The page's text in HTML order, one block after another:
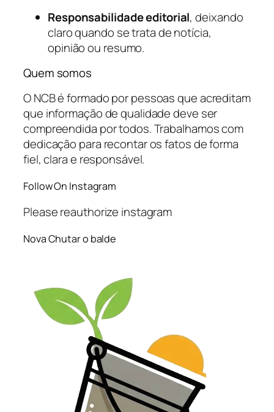
Responsabilidade editorial, deixando
claro quando se trata de notícia,
opinião ou resumo.
Quem somos
O NCB é formado por pessoas que acreditam
que informação de qualidade deve ser
compreendida por todos. Trabalhamos com
dedicação para recontar os fatos de forma
fiel, clara e responsável.
Follow On Instagram
Please reauthorize instagram
Nova Chutar o balde